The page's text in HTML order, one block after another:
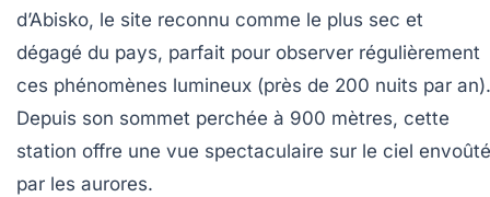
d’Abisko, le site reconnu comme le plus sec et
dégagé du pays, parfait pour observer régulièrement
ces phénomènes lumineux (près de 200 nuits par an).
Depuis son sommet perchée à 900 mètres, cette
station offre une vue spectaculaire sur le ciel envoûté
par les aurores.